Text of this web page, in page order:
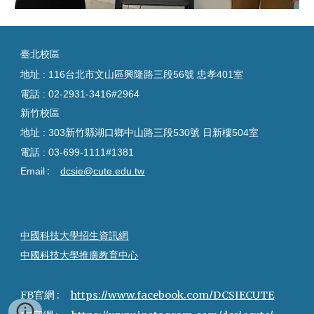
臺北校區
地址 : 116台北市文山區興隆路三段56號 忠孝401室
電話 :02-2931-3416#2964
新竹校區
地址 : 303新竹縣湖口鄉中山路三段530號 日新樓504室
電話 :03-699-1111#1381
Email :dcsie@cute.edu.tw
中國科技大學招生資訊網
中國科技大學推廣教育中心
FB官網 : https://www.facebook.com/DCSIECUTE